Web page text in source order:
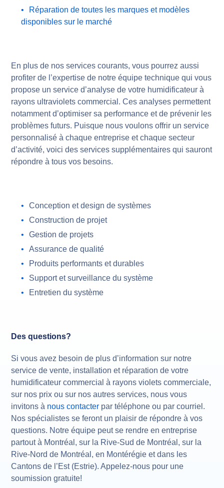
Réparation de toutes les marques et modèles
disponibles sur le marché
En plus de nos services courants, vous pourrez aussi
profiter de l’expertise de notre équipe technique qui vous
propose un service d’analyse de votre humidificateur à
rayons ultraviolets commercial. Ces analyses permettent
notamment d’optimiser sa performance et de prévenir les
problèmes futurs. Puisque nous voulons offrir un service
personnalisé à chaque entreprise et chaque secteur
d’activité, voici des services supplémentaires qui sauront
répondre à tous vos besoins.
Conception et design de systèmes
Construction de projet
Gestion de projets
Assurance de qualité
Produits performants et durables
Support et surveillance du système
Entretien du système
Des questions?
Si vous avez besoin de plus d’information sur notre
service de vente, installation et réparation de votre
humidificateur commercial à rayons violets commerciale,
sur nos prix ou sur nos autres services, nous vous
invitons à nous contacter par téléphone ou par courriel.
Nos spécialistes se feront un plaisir de répondre à vos
questions. Notre équipe peut se rendre en entreprise
partout à Montréal, sur la Rive-Sud de Montréal, sur la
Rive-Nord de Montréal, en Montérégie et dans les
Cantons de l’Est (Estrie). Appelez-nous pour une
soumission gratuite!